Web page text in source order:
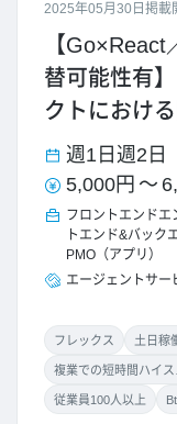
2025年05月30日掲載
【
替可能性有
クトにおけ
週1日 週2日
5,000円 ～
フロントエンドエ
トエンド&バック
PMO（アプリ）
エージェントサー
フレックス 土日稼
従業員100人以上